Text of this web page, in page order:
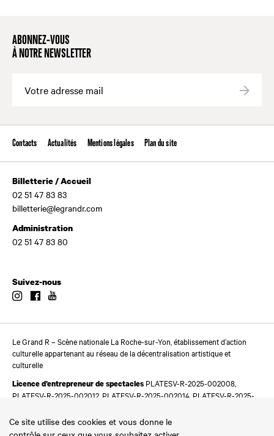
ABONNEZ-VOUS
À NOTRE NEWSLETTER
Contacts Actualités Mentions légales Plan du site
Billetterie / Accueil
02 51 47 83 83
billetterie@legrandr.com
Administration
02 51 47 83 80
Suivez-nous
InstagramFacebook
Le Grand R – Scène nationale La Roche-sur-Yon, établissement d’action
culturelle appartenant au réseau de la décentralisation artistique et
culturelle
Licence d’entrepreneur de spectacles PLATESV-R-2025-002008,
PLATESV-R-2025-002012, PLATESV-R-2025-002014, PLATESV-R-2025-
Ce site utilise des cookies et vous donne le